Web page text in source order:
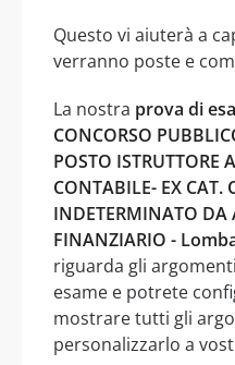
Questo vi aiuterà a
verranno poste e
La nostra prova di
CONCORSO
POSTO ISTRUTTORE
CONTABILE- EX CAT.
INDETERMINATO DA
FINANZIARIO -
riguarda gli
esame e potrete
mostrare tutti gli
personalizzarlo a